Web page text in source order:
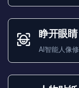
睁开眼睛
AI智能人像